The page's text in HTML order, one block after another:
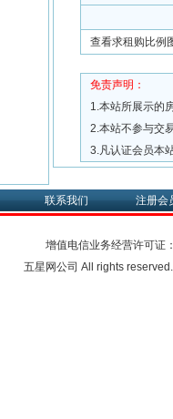
查看求租购比例
免责声明：
1.本站所展示的
2.本站不参与交
3.凡认证会员本
联系我们 注册会
增值电信业务经营许可证：
五星网公司 All rights